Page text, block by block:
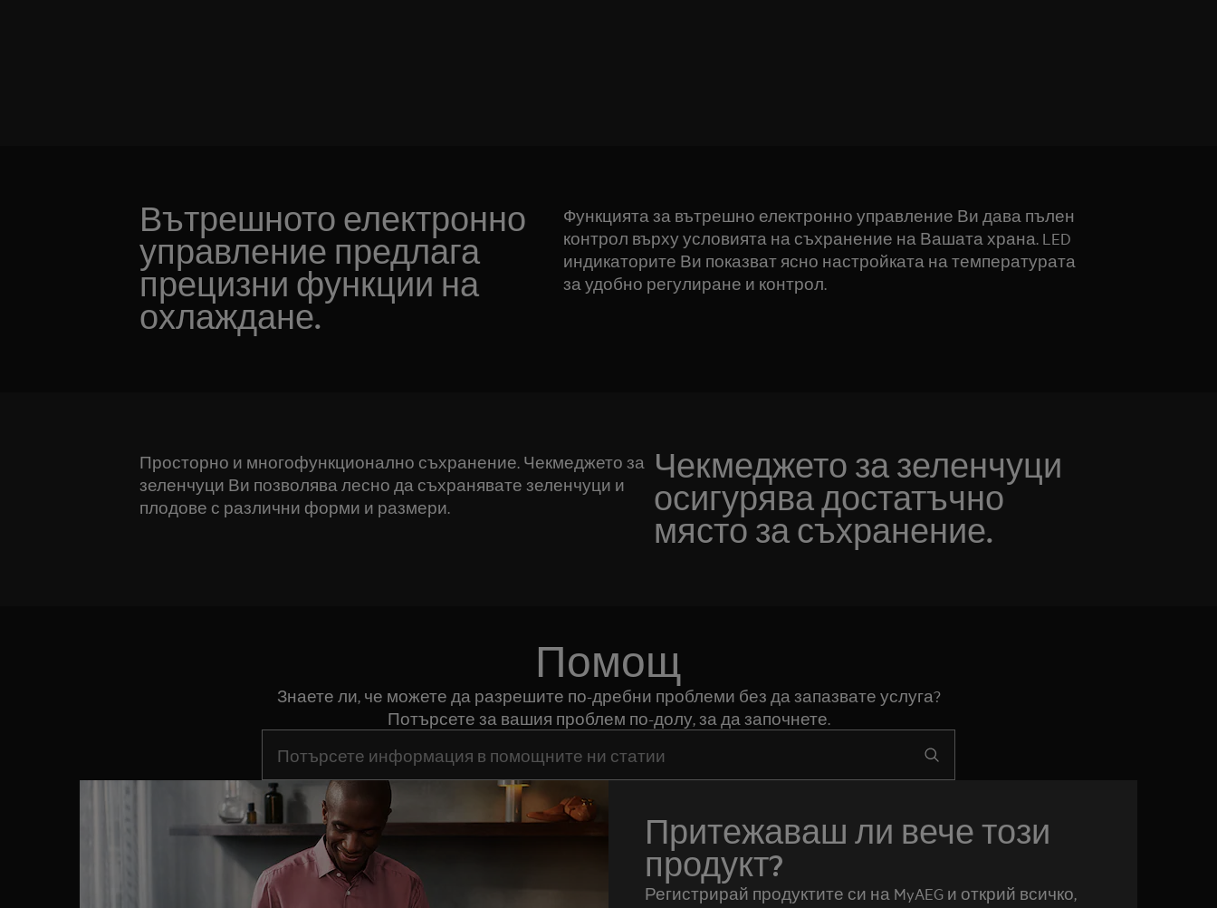
Вътрешното електронно
управление предлага
прецизни функции на
охлаждане.
Функцията за вътрешно електронно управление Ви дава пълен
контрол върху условията на съхранение на Вашата храна. LED
индикаторите Ви показват ясно настройката на температурата
за удобно регулиране и контрол.
Чекмеджето за зеленчуци
осигурява достатъчно
място за съхранение.
Просторно и многофункционално съхранение. Чекмеджето за
зеленчуци Ви позволява лесно да съхранявате зеленчуци и
плодове с различни форми и размери.
Помощ
Знаете ли, че можете да разрешите по-дребни проблеми без да запазвате услуга?
Потърсете за вашия проблем по-долу, за да започнете.
Притежаваш ли вече този
продукт?
Регистрирай продуктите си на MyAEG и открий всичко,